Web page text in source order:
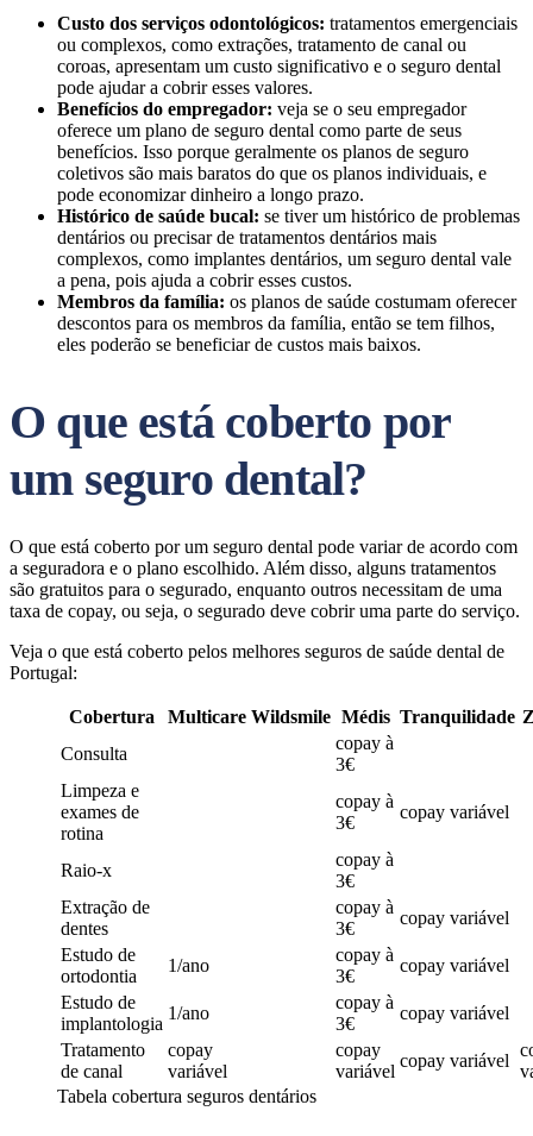
Custo dos serviços odontológicos: tratamentos emergenciais
ou complexos, como extrações, tratamento de canal ou
coroas, apresentam um custo significativo e o seguro dental
pode ajudar a cobrir esses valores.
Benefícios do empregador: veja se o seu empregador
oferece um plano de seguro dental como parte de seus
benefícios. Isso porque geralmente os planos de seguro
coletivos são mais baratos do que os planos individuais, e
pode economizar dinheiro a longo prazo.
Histórico de saúde bucal: se tiver um histórico de problemas
dentários ou precisar de tratamentos dentários mais
complexos, como implantes dentários, um seguro dental vale
a pena, pois ajuda a cobrir esses custos.
Membros da família: os planos de saúde costumam oferecer
descontos para os membros da família, então se tem filhos,
eles poderão se beneficiar de custos mais baixos.
O que está coberto por
um seguro dental?
O que está coberto por um seguro dental pode variar de acordo com
a seguradora e o plano escolhido. Além disso, alguns tratamentos
são gratuitos para o segurado, enquanto outros necessitam de uma
taxa de copay, ou seja, o segurado deve cobrir uma parte do serviço.
Veja o que está coberto pelos melhores seguros de saúde dental de
Portugal:
Cobertura Multicare Wildsmile Médis Tranquilidade
Consulta
copay à
3€
Limpeza e
exames de
rotina
copay à
3€
copay variável
Raio-x
copay à
3€
Extração de
dentes
copay à
3€
copay variável
Estudo de
ortodontia
1/ano
copay à
3€
copay variável
Estudo de
implantologia
1/ano
copay à
3€
copay variável
Tratamento
de canal
copay
variável
copay
variável
copay variável
Tabela cobertura seguros dentários